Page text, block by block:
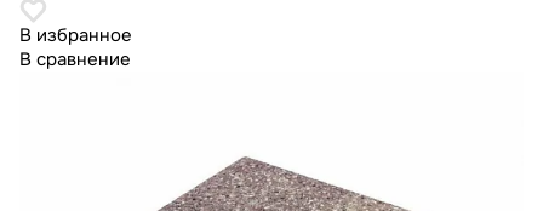
В избранное
В сравнение